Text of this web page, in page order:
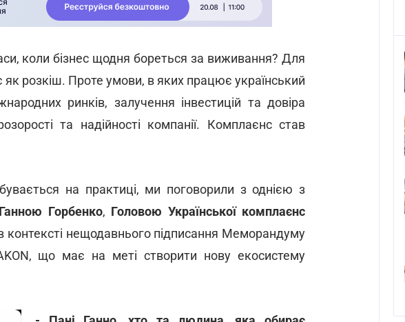
коли бізнес щодня бореться за виживання? Для
як розкіш. Проте умови, в яких працює український
ринків, залучення інвестицій та довіра
та надійності компанії. Комплаєнс став
на практиці, ми поговорили з однією з
Ганною Горбенко, Головою Української комплаєнс
нещодавнього підписання Меморандуму
що має на меті створити нову екосистему